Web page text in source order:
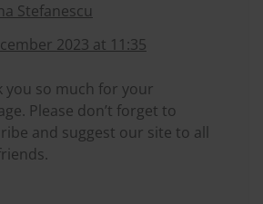
Stefanescu
2023 at 11:35
you so much for your
Please don’t forget to
and suggest our site to all